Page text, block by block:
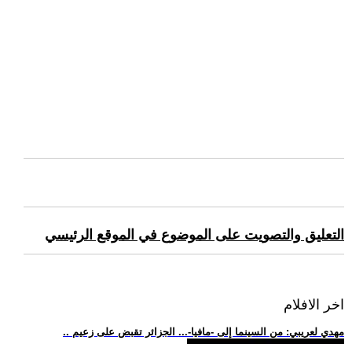
التعليق والتصويت على الموضوع في الموقع الرئيسي
اخر الافلام
.. مهدي لعريبي: من السينما إلى -مافيا-... الجزائر تقبض على زعيم